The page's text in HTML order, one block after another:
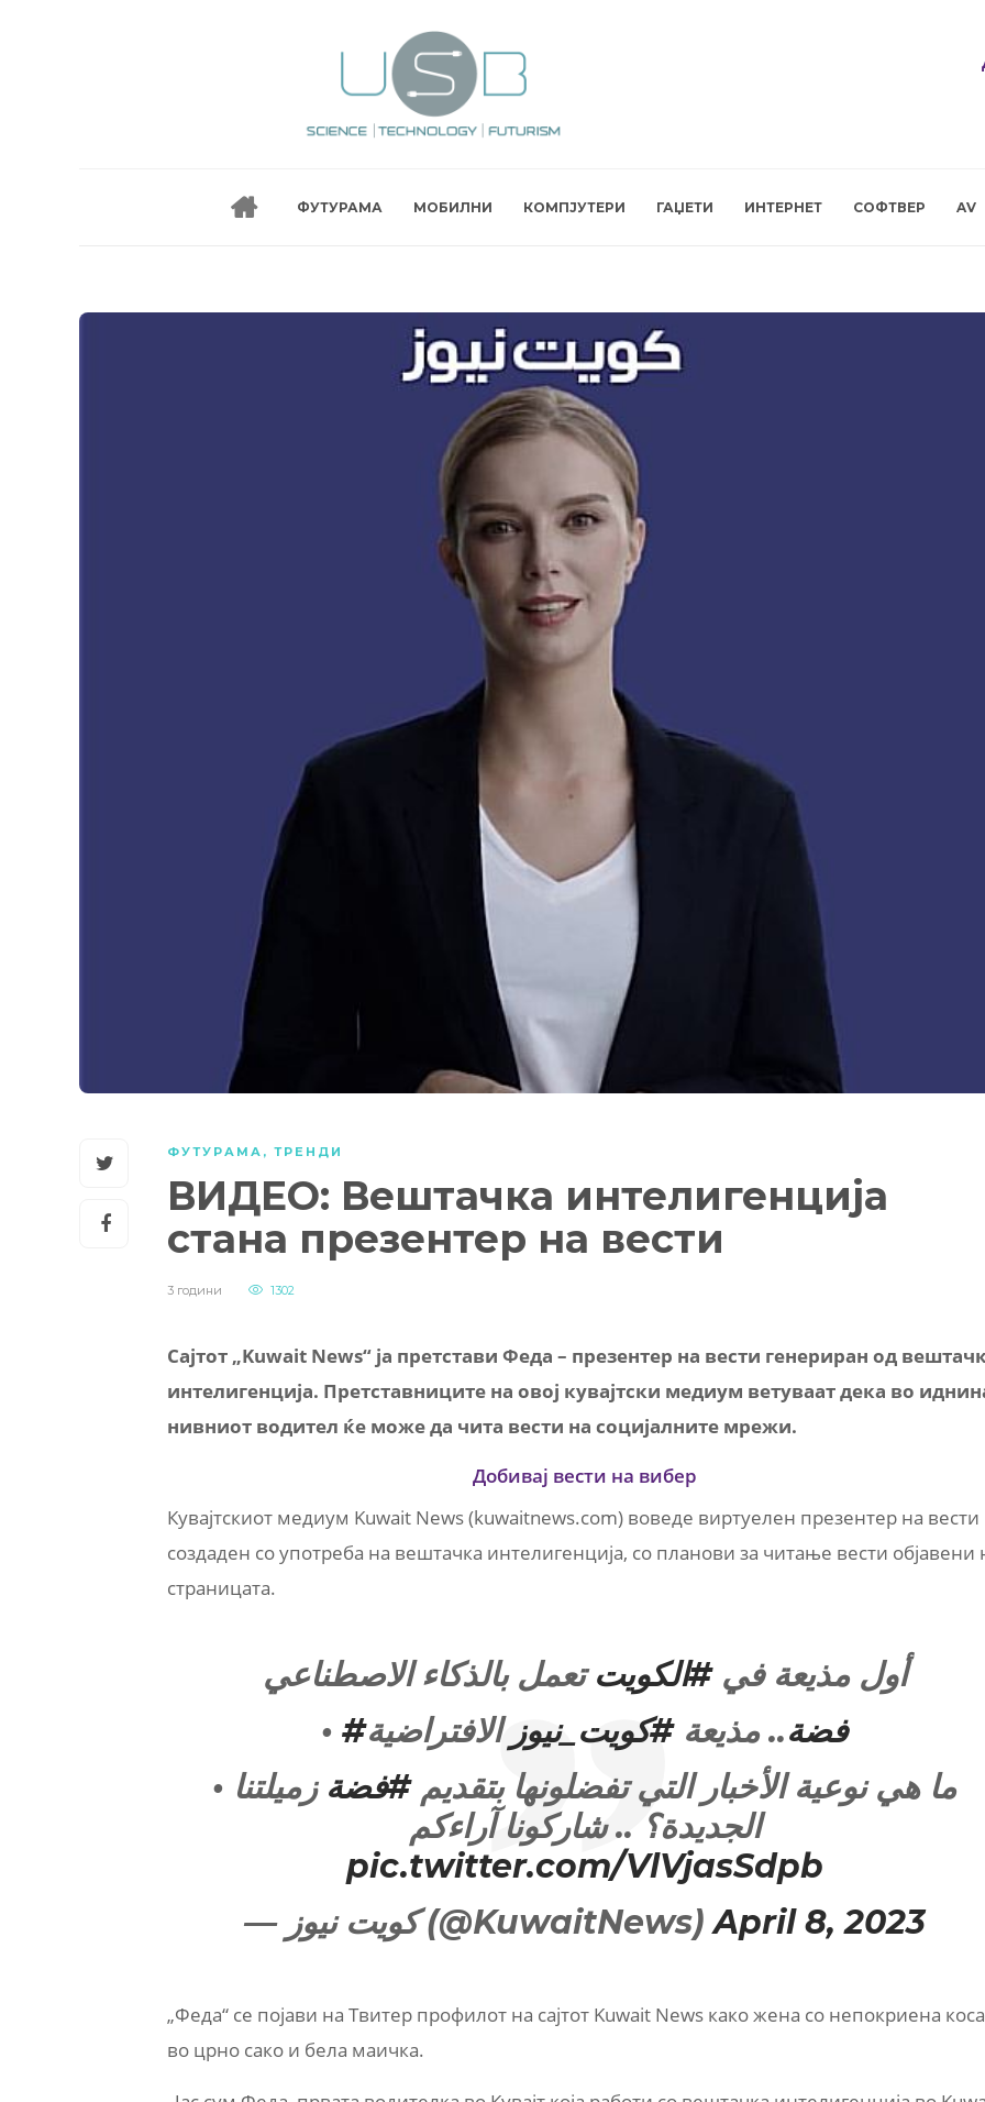
ФУТУРАМА МОБИЛНИ КОМПЈУТЕРИ ГАЏЕТИ ИНТЕРНЕТ СОФТВЕР AV
ФУТУРАМА , ТРЕНДИ
ВИДЕО: Вештачка интелигенција
стана презентер на вести
3 години 1302
Сајтот „Kuwait News“ ја претстави Феда – презентер на вести генериран од
интелигенција. Претставниците на овој кувајтски медиум ветуваат дека во
нивниот водител ќе може да чита вести на социјалните мрежи.
Добивај вести на вибер
Кувајтскиот медиум Kuwait News (kuwaitnews.com) воведе виртуелен презентер на вести
создаден со употреба на вештачка интелигенција, со планови за читање вести објавени
страницата.
أول مذيعة في#الكويتتعمل بالذكاء الاصطناعي
•
#فضة.. مذيعة#كويت_نيوز الافتراضية
• ما هي نوعية الأخبار التي تفضلونها بتقديم#فضة زميلتنا
الجديدة؟ .. شاركونا آراءكم
pic.twitter.com/VlVjasSdpb
— كويت نيوز (@KuwaitNews)April 8, 2023
„Феда“ се појави на Твитер профилот на сајтот Kuwait News како жена со непокриена коса
во црно сако и бела маичка.